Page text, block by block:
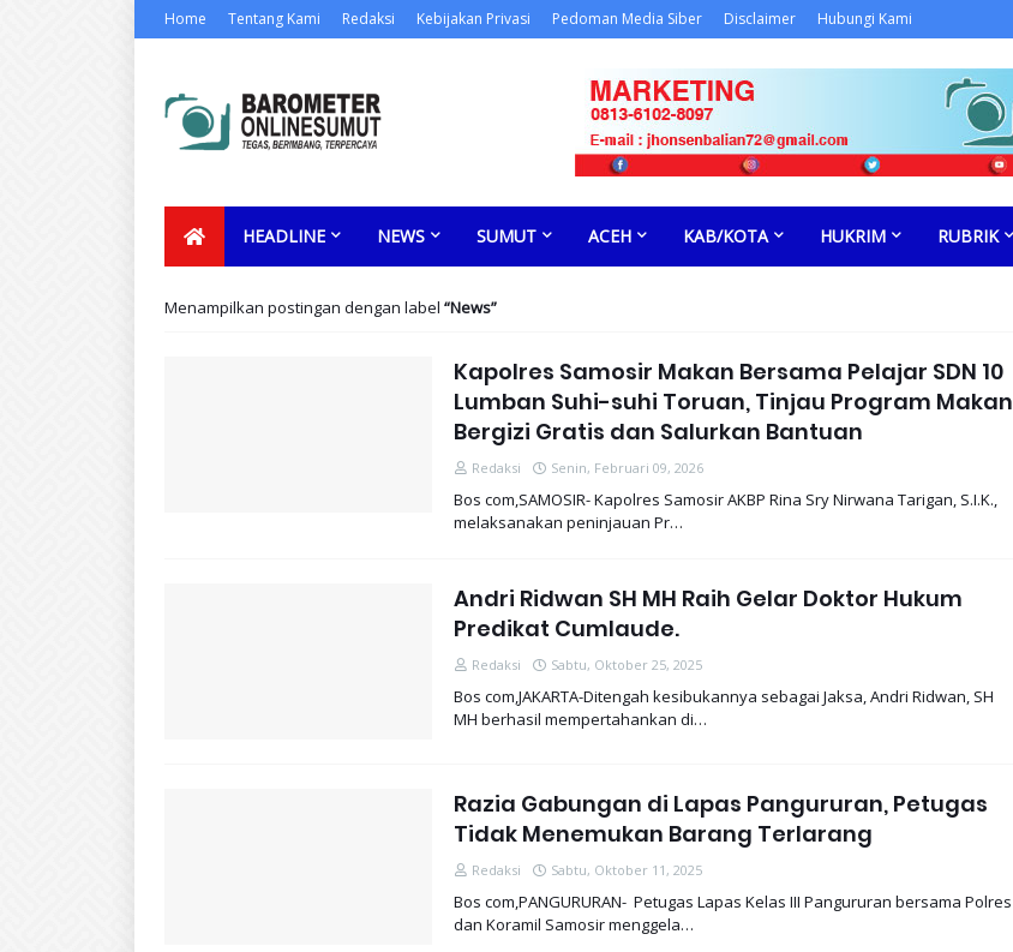
Home Tentang Kami Redaksi Kebijakan Privasi Pedoman Media Siber Disclaimer Hubungi Kami
HEADLINE NEWS SUMUT ACEH KAB/KOTA HUKRIM RUBRIK
Menampilkan postingan dengan label News
Kapolres Samosir Makan Bersama Pelajar SDN 10
Lumban Suhi-suhi Toruan, Tinjau Program Makan
Bergizi Gratis dan Salurkan Bantuan
Redaksi Senin, Februari 09, 2026
Bos com,SAMOSIR- Kapolres Samosir AKBP Rina Sry Nirwana Tarigan, S.I.K.,
melaksanakan peninjauan Pr…
Andri Ridwan SH MH Raih Gelar Doktor Hukum
Predikat Cumlaude.
Redaksi Sabtu, Oktober 25, 2025
Bos com,JAKARTA-Ditengah kesibukannya sebagai Jaksa, Andri Ridwan, SH
MH berhasil mempertahankan di…
Razia Gabungan di Lapas Pangururan, Petugas
Tidak Menemukan Barang Terlarang
Redaksi Sabtu, Oktober 11, 2025
Bos com,PANGURURAN- Petugas Lapas Kelas III Pangururan bersama Polres
dan Koramil Samosir menggela…